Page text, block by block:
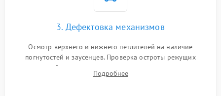
3. Дефектовка механизмов
Осмотр верхнего и нижнего петлителей на наличие
погнутостей и заусенцев. Проверка остроты режущих
кромок ножей, состояния приводного ремня, электромотора
и механизма дифференциальной подачи ткани.
Подробнее